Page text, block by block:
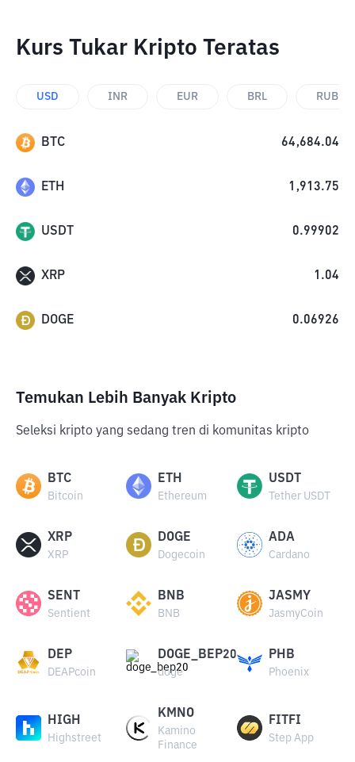
Kurs Tukar Kripto Teratas
USD INR EUR BRL RUB
BTC 64,684.04
ETH 1,913.75
USDT 0.99902
XRP 1.04
DOGE 0.06926
Temukan Lebih Banyak Kripto
Seleksi kripto yang sedang tren di komunitas kripto
BTC
Bitcoin
ETH
Ethereum
USDT
Tether USDT
XRP
XRP
DOGE
Dogecoin
ADA
Cardano
SENT
Sentient
BNB
BNB
JASMY
JasmyCoin
DEP
DEAPcoin
DOGE_BEP20
doge
PHB
Phoenix
HIGH
Highstreet
KMNO
Kamino
Finance
FITFI
Step App